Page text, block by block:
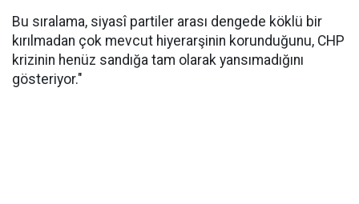
Bu sıralama, siyasî partiler arası dengede köklü bir
kırılmadan çok mevcut hiyerarşinin korunduğunu, CHP
krizinin henüz sandığa tam olarak yansımadığını
gösteriyor."